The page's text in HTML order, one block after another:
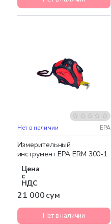
Нет в наличии EPA
Измерительный
инструмент EPA ERM 300-1
Цена
с
НДС
21 000 сум
Нет в наличии